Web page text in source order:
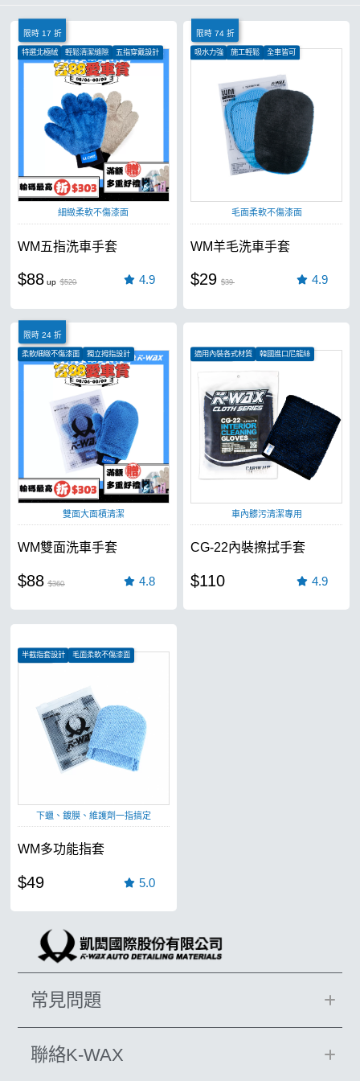
限時 17 折
特選北極絨 輕鬆清潔縫隙 五指穿戴設計
細緻柔軟不傷漆面
WM五指洗車手套
$88 $520 4.9
限時 74 折
吸水力強 施工輕鬆 全車皆可
毛面柔軟不傷漆面
WM羊毛洗車手套
$29 $39 4.9
限時 24 折
柔軟細緻不傷漆面
獨立拇指設計
各式材質皆可用
雙面大面積清潔
WM雙面洗車手套
$88 $360 4.8
適用內裝各式材質
韓國進口尼龍絲
車內髒污清潔專用
CG-22內裝擦拭手套
$110 4.9
半截指套設計
毛面柔軟不傷漆面
下蠟、鍍膜、維護劑一指搞定
WM多功能指套
$49 5.0
常見問題
聯絡K-WAX